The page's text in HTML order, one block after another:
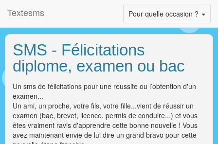
Toggle
navigation
Pour quelle occasion ?
Textesms
SMS - Félicitations
diplome, examen ou bac
Un sms de félicitations pour une réussite ou l’obtention d'un
examen...
Un ami, un proche, votre fils, votre fille...vient de réussir un
examen (bac, brevet, licence, permis de conduire...) et vous
êtes vraiment ravis d'apprendre cette bonne nouvelle ! Vous
avez maintenant envie de lui dire un grand bravo pour cette